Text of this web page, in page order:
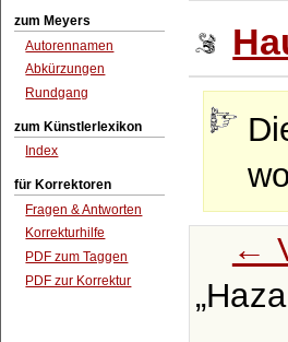
zum Meyers
Autorennamen
Abkürzungen
Rundgang
zum Künstlerlexikon
Index
für Korrektoren
Fragen & Antworten
Korrekturhilfe
PDF zum Taggen
PDF zur Korrektur
←